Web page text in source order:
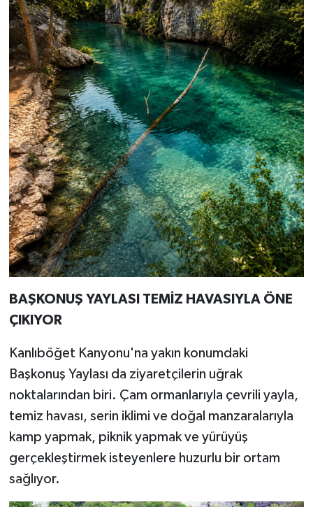
BAŞKONUŞ YAYLASI TEMİZ HAVASIYLA ÖNE
ÇIKIYOR
Kanlıböğet Kanyonu'na yakın konumdaki
Başkonuş Yaylası da ziyaretçilerin uğrak
noktalarından biri. Çam ormanlarıyla çevrili yayla,
temiz havası, serin iklimi ve doğal manzaralarıyla
kamp yapmak, piknik yapmak ve yürüyüş
gerçekleştirmek isteyenlere huzurlu bir ortam
sağlıyor.